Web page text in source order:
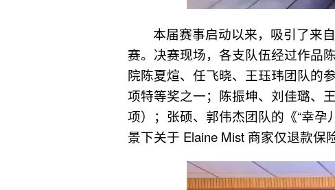
本届赛事启动以来，吸引了来
赛。决赛现场，各支队伍经过作品
院陈夏煊、任飞晓、王珏玮团队的
项特等奖之一；陈振坤、刘佳璐、
项）；张硕、郭伟杰团队的《“幸
景下关于 Elaine Mist 商家仅退款保